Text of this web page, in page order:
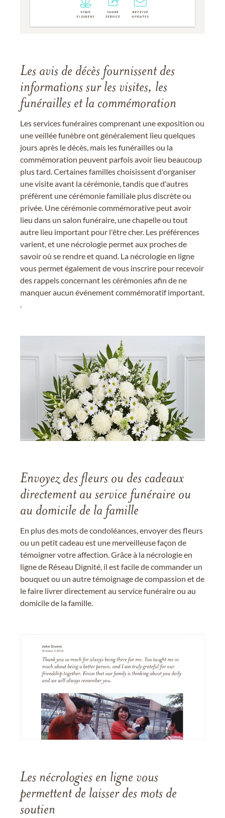
Les avis de décès fournissent des
informations sur les visites, les
funérailles et la commémoration
Les services funéraires comprenant une exposition ou
une veillée funèbre ont généralement lieu quelques
jours après le décès, mais les funérailles ou la
commémoration peuvent parfois avoir lieu beaucoup
plus tard. Certaines familles choisissent d'organiser
une visite avant la cérémonie, tandis que d'autres
préfèrent une cérémonie familiale plus discrète ou
privée. Une cérémonie commémorative peut avoir
lieu dans un salon funéraire, une chapelle ou tout
autre lieu important pour l'être cher. Les préférences
varient, et une nécrologie permet aux proches de
savoir où se rendre et quand. La nécrologie en ligne
vous permet également de vous inscrire pour recevoir
des rappels concernant les cérémonies afin de ne
manquer aucun événement commémoratif important.
Envoyez des fleurs ou des cadeaux
directement au service funéraire ou
au domicile de la famille
En plus des mots de condoléances, envoyer des fleurs
ou un petit cadeau est une merveilleuse façon de
témoigner votre affection. Grâce à la nécrologie en
ligne de Réseau Dignité, il est facile de commander un
bouquet ou un autre témoignage de compassion et de
le faire livrer directement au service funéraire ou au
domicile de la famille.
Les nécrologies en ligne vous
permettent de laisser des mots de
soutien